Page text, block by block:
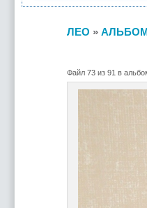
ЛЕО »
Файл 73 из 91 в